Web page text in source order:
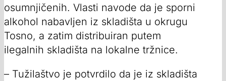
osumnjičenih. Vlasti navode da je sporni
alkohol nabavljen iz skladišta u okrugu
Tosno, a zatim distribuiran putem
ilegalnih skladišta na lokalne tržnice.
– Tužilaštvo je potvrdilo da je iz skladišta